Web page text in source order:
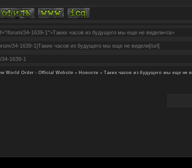
World Order - Official Website » Новости » Таких часов из будущего мы еще не